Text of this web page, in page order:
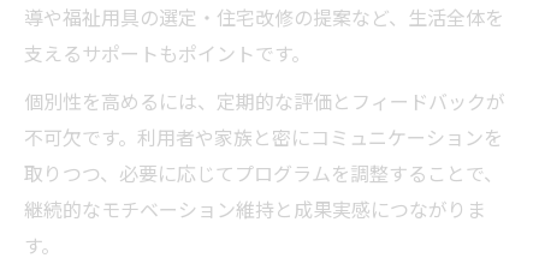
導や福祉用具の選定・住宅改修の提案など、生活全体を
支えるサポートもポイントです。
個別性を高めるには、定期的な評価とフィードバックが
不可欠です。利用者や家族と密にコミュニケーションを
取りつつ、必要に応じてプログラムを調整することで、
継続的なモチベーション維持と成果実感につながりま
す。